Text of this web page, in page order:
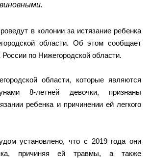
в колонии за истязание ребенка
области. Об этом сообщает
по Нижегородской области.
области, которые являются
8-летней девочки, признаны
ребенка и причинении ей легкого
установлено, что с 2019 года они
причиняя ей травмы, а также